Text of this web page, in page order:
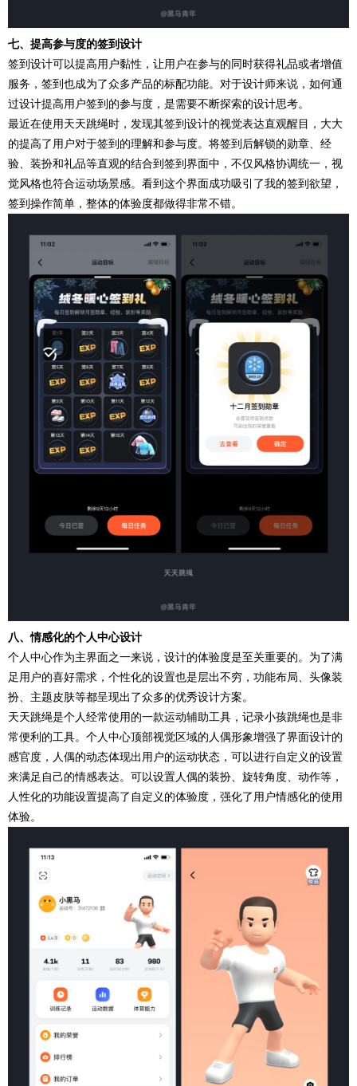
七、提高参与度的签到设计
签到设计可以提高用户黏性，让用户在参与的同时获得礼品或者增值
服务，签到也成为了众多产品的标配功能。对于设计师来说，如何通
过设计提高用户签到的参与度，是需要不断探索的设计思考。
最近在使用天天跳绳时，发现其签到设计的视觉表达直观醒目，大大
的提高了用户对于签到的理解和参与度。将签到后解锁的勋章、经
验、装扮和礼品等直观的结合到签到界面中，不仅风格协调统一，视
觉风格也符合运动场景感。看到这个界面成功吸引了我的签到欲望，
签到操作简单，整体的体验度都做得非常不错。
八、情感化的个人中心设计
个人中心作为主界面之一来说，设计的体验度是至关重要的。为了满
足用户的喜好需求，个性化的设置也是层出不穷，功能布局、头像装
扮、主题皮肤等都呈现出了众多的优秀设计方案。
天天跳绳是个人经常使用的一款运动辅助工具，记录小孩跳绳也是非
常便利的工具。个人中心顶部视觉区域的人偶形象增强了界面设计的
感官度，人偶的动态体现出用户的运动状态，可以进行自定义的设置
来满足自己的情感表达。可以设置人偶的装扮、旋转角度、动作等，
人性化的功能设置提高了自定义的体验度，强化了用户情感化的使用
体验。